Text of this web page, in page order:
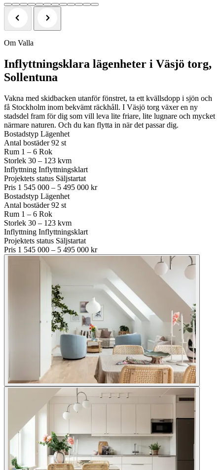
Om Valla
Inflyttningsklara lägenheter i Väsjö torg,
Sollentuna
Vakna med skidbacken utanför fönstret, ta ett kvällsdopp i sjön och
få Stockholm inom bekvämt räckhåll. I Väsjö torg växer en ny
stadsdel fram för dig som vill leva lite friare, lite lugnare och mycket
närmare naturen. Och du kan flytta in när det passar dig.
Bostadstyp Lägenhet
Antal bostäder 92 st
Rum 1 – 6 Rok
Storlek 30 – 123 kvm
Inflyttning Inflyttningsklart
Projektets status Säljstartat
Pris 1 545 000 – 5 495 000 kr
Bostadstyp Lägenhet
Antal bostäder 92 st
Rum 1 – 6 Rok
Storlek 30 – 123 kvm
Inflyttning Inflyttningsklart
Projektets status Säljstartat
Pris 1 545 000 – 5 495 000 kr